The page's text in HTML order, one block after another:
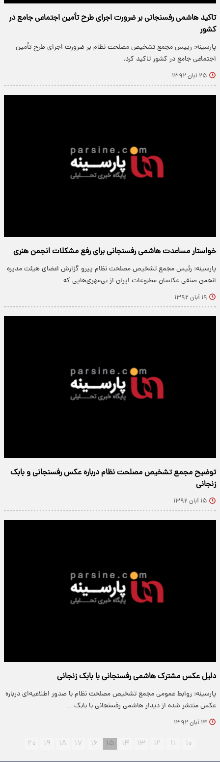
تاکید هاشمی رفسنجانی بر ضرورت اجرای طرح تأمین اجتماعی جامع در
کشور
پارسینه: رییس مجمع تشخیص مصلحت نظام بر ضرورت اجرای طرح تأمین
اجتماعی جامع در کشور تاکید کرد.
۲۵ آبان ۱۳۹۲
خواستار مساعدت هاشمی رفسنجانی برای رفع مشکلات انجمن هنری
پارسینه: رئیس مجمع تشخیص مصلحت نظام پیرو گزارش اعضای هیئت مدیره
انجمن صنفی عکاسان مطبوعات ایران از بی‌مهری‌هایی که…
۱۹ آبان ۱۳۹۲
توضیح مجمع تشخیص مصلحت نظام درباره عکس رفسنجانی و بابک
زنجانی
۱۵ آبان ۱۳۹۲
دلیل عکس مشترک هاشمی رفسنجانی با بابک زنجانی
پارسینه: روابط عمومی مجمع تشخیص مصلحت نظام با صدور اطلاعیه‌ای درباره
عکس منتشر شده از دیدار هاشمی رفسنجانی با بابک…
۱۴ آبان ۱۳۹۲
۱۰ ۱۱ ۱۲ ۱۳ ۱۴ ۱۵ ۱۶ ۱۷ ۱۸ ۱۹ ۲۰